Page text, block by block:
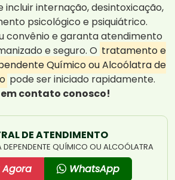
internação, desintoxicação,
psicológico e psiquiátrico.
convênio e garanta atendimento
e seguro. O tratamento e
Químico ou Alcoólatra de
pode ser iniciado rapidamente.
em contato conosco!
DE ATENDIMENTO
DEPENDENTE QUÍMICO OU ALCOÓLATRA
WhatsApp